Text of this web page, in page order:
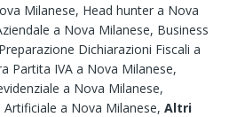
Milanese, Head hunter a Nova
a Nova Milanese, Business
Preparazione Dichiarazioni Fiscali a
Partita IVA a Nova Milanese,
a Nova Milanese,
a Nova Milanese, Altri